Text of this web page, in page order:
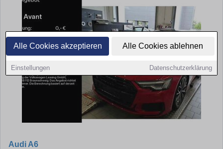
Alle Cookies akzeptieren Alle Cookies ablehnen
Einstellungen Datenschutzerklärung
Audi A6